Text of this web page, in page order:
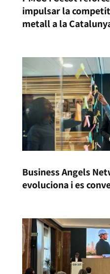
impulsar la
metall a la
Business Angels
evoluciona i es